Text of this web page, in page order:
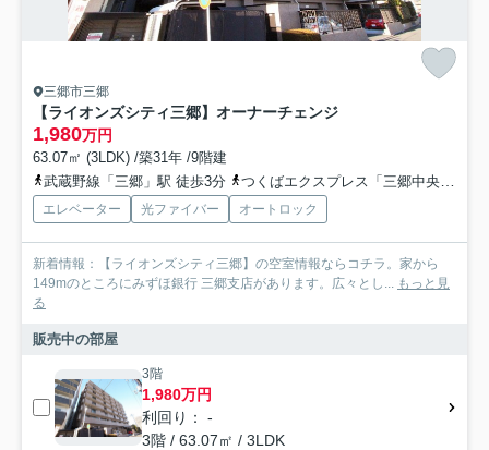
三郷市三郷
【ライオンズシティ三郷】オーナーチェンジ
1,980万円
63.07㎡ (3LDK) /築31年 /9階建
武蔵野線「三郷」駅 徒歩3分
つくばエクスプレス「三郷中央」駅 徒歩31分
エレベーター 光ファイバー オートロック
新着情報：【ライオンズシティ三郷】の空室情報ならコチラ。家から
149mのところにみずほ銀行 三郷支店があります。広々とし...
もっと見
る
販売中の部屋
3階
1,980万円
利回り： -
3階 / 63.07㎡ / 3LDK